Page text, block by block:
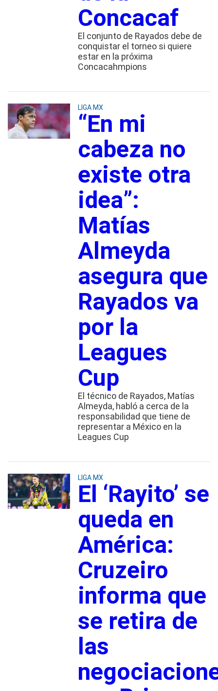
Concacaf
El conjunto de Rayados debe de
conquistar el torneo si quiere
estar en la próxima
Concacahmpions
LIGA MX
“En mi
cabeza no
existe otra
idea”:
Matías
Almeyda
asegura que
Rayados va
por la
Leagues
Cup
El técnico de Rayados, Matías
Almeyda, habló a cerca de la
responsabilidad que tiene de
representar a México en la
Leagues Cup
LIGA MX
El ‘Rayito’ se
queda en
América:
Cruzeiro
informa que
se retira de
las